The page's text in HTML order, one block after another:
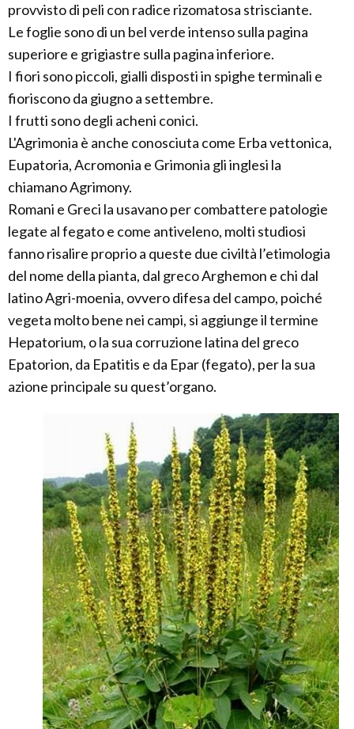
provvisto di peli con radice rizomatosa strisciante.
Le foglie sono di un bel verde intenso sulla pagina
superiore e grigiastre sulla pagina inferiore.
I fiori sono piccoli, gialli disposti in spighe terminali e
fioriscono da giugno a settembre.
I frutti sono degli acheni conici.
L'Agrimonia è anche conosciuta come Erba vettonica,
Eupatoria, Acromonia e Grimonia gli inglesi la
chiamano Agrimony.
Romani e Greci la usavano per combattere patologie
legate al fegato e come antiveleno, molti studiosi
fanno risalire proprio a queste due civiltà l’etimologia
del nome della pianta, dal greco Arghemon e chi dal
latino Agri-moenia, ovvero difesa del campo, poiché
vegeta molto bene nei campi, si aggiunge il termine
Hepatorium, o la sua corruzione latina del greco
Epatorion, da Epatitis e da Epar (fegato), per la sua
azione principale su quest’organo.